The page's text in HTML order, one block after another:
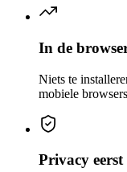
In de
Niets te
mobiele
Privacy eerst